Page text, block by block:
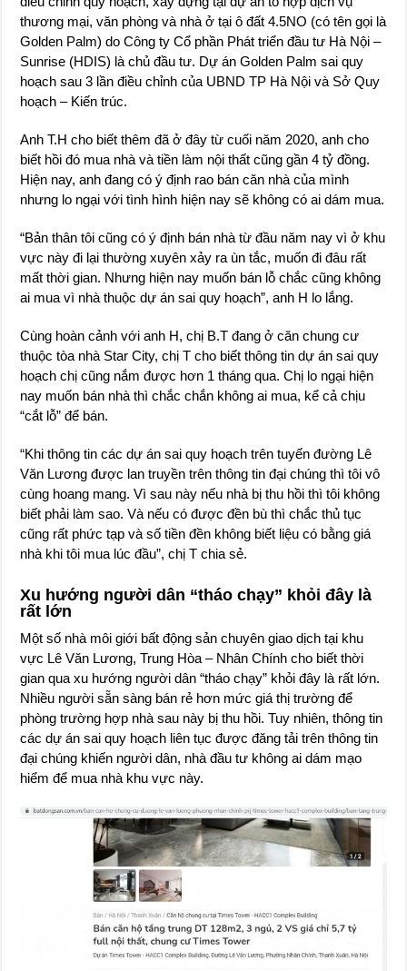
thương mại, văn phòng và nhà ở tại ô đất 4.5NO (có tên gọi là
Golden Palm) do Công ty Cổ phần Phát triển đầu tư Hà Nội –
Sunrise (HDIS) là chủ đầu tư. Dự án Golden Palm sai quy
hoạch sau 3 lần điều chỉnh của UBND TP Hà Nội và Sở Quy
hoạch – Kiến trúc.
Anh T.H cho biết thêm đã ở đây từ cuối năm 2020, anh cho
biết hồi đó mua nhà và tiền làm nội thất cũng gần 4 tỷ đồng.
Hiện nay, anh đang có ý định rao bán căn nhà của mình
nhưng lo ngại với tình hình hiện nay sẽ không có ai dám mua.
“Bản thân tôi cũng có ý định bán nhà từ đầu năm nay vì ở khu
vực này đi lại thường xuyên xảy ra ùn tắc, muốn đi đâu rất
mất thời gian. Nhưng hiện nay muốn bán lỗ chắc cũng không
ai mua vì nhà thuộc dự án sai quy hoạch”, anh H lo lắng.
Cùng hoàn cảnh với anh H, chị B.T đang ở căn chung cư
thuộc tòa nhà Star City, chị T cho biết thông tin dự án sai quy
hoạch chị cũng nắm được hơn 1 tháng qua. Chị lo ngại hiện
nay muốn bán nhà thì chắc chắn không ai mua, kể cả chịu
“cắt lỗ” để bán.
“Khi thông tin các dự án sai quy hoạch trên tuyến đường Lê
Văn Lương được lan truyền trên thông tin đại chúng thì tôi vô
cùng hoang mang. Vì sau này nếu nhà bị thu hồi thì tôi không
biết phải làm sao. Và nếu có được đền bù thì chắc thủ tục
cũng rất phức tạp và số tiền đền không biết liệu có bằng giá
nhà khi tôi mua lúc đầu”, chị T chia sẻ.
Xu hướng người dân “tháo chạy” khỏi đây là
rất lớn
Một số nhà môi giới bất động sản chuyên giao dịch tại khu
vực Lê Văn Lương, Trung Hòa – Nhân Chính cho biết thời
gian qua xu hướng người dân “tháo chạy” khỏi đây là rất lớn.
Nhiều người sẵn sàng bán rẻ hơn mức giá thị trường để
phòng trường hợp nhà sau này bị thu hồi. Tuy nhiên, thông tin
các dự án sai quy hoạch liên tục được đăng tải trên thông tin
đại chúng khiến người dân, nhà đầu tư không ai dám mạo
hiểm để mua nhà khu vực này.